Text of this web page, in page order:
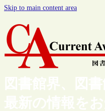
Skip to main content area
図書館界、図
最新の情報を